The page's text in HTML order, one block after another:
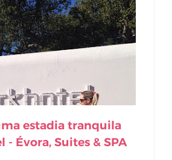
estadia tranquila
- Évora, Suites & SPA